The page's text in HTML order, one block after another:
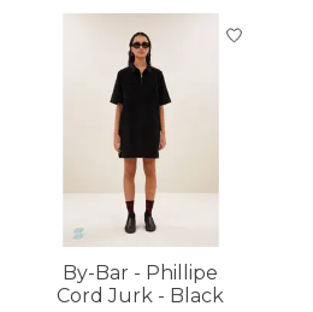
By-Bar - Phillipe
Cord Jurk - Black